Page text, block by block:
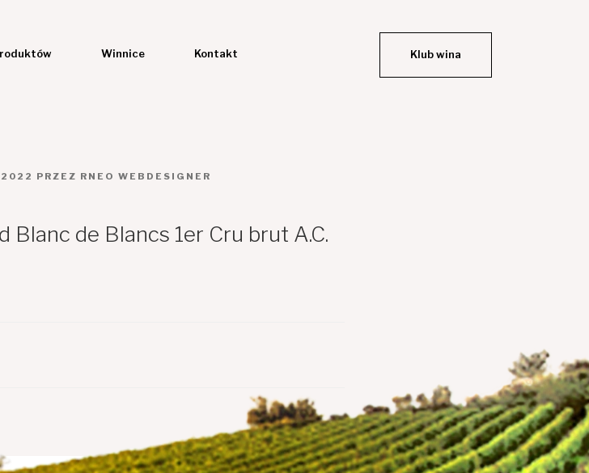
Winnice Kontakt Klub wina
PRZEZ RNEO WEBDESIGNER
Blanc de Blancs 1er Cru brut A.C.